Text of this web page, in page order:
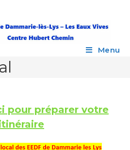
Menu
pour préparer votre